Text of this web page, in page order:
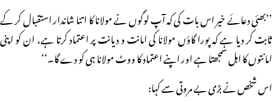
’’بھئی دعائے خیر اس بات کی کہ آپ لوگوں نے مولانا کا اتنا شاندار استقبال کر کے
ثابت کر دیا ہے کہ پورا گاؤں مولانا کی امانت و دیانت پر اعتماد کرتا ہے، ان کو اپنی
امانتوں کا اہل سمجھتا ہے اور اپنے اعتماد کا ووٹ مولانا ہی کو دے گا۔‘‘
اس شخص نے بڑی بے مروتی سے کہا: